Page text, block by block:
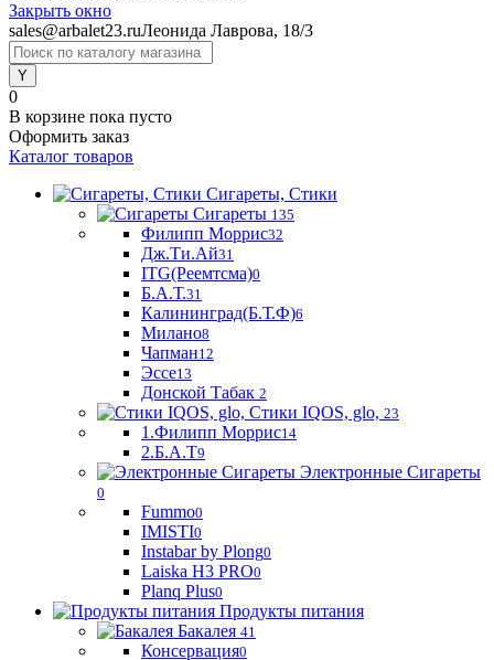
Закрыть окно
sales@arbalet23.ruЛеонида Лаврова, 18/3
0
В корзине пока пусто
Оформить заказ
Каталог товаров
Сигареты, Стики
Сигареты 135
Филипп Моррис32
Дж.Ти.Ай31
ITG(Реемтсма)0
Б.А.Т.31
Калининград(Б.Т.Ф)6
Милано8
Чапман12
Эссе13
Донской Табак 2
Стики IQOS, glo, 23
1.Филипп Моррис14
2.Б.А.Т9
Электронные Сигареты
0
Fummo0
IMISTI0
Instabar by Plong0
Laiska H3 PRO0
Planq Plus0
Продукты питания
Бакалея 41
Консервация0